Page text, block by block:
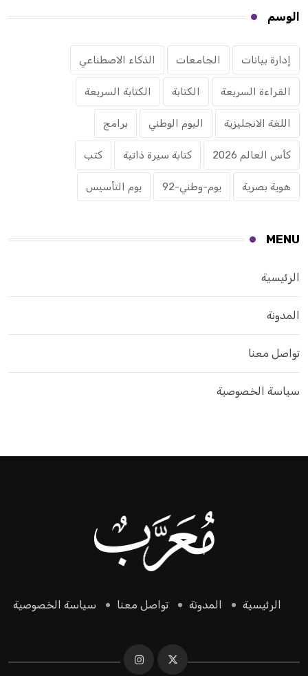
الوسم
إدارة بيانات الجامعات الذكاء الاصطناعي
القراءة السريعة الكتابة الكتابة السريعة
اللغة الانجليزية اليوم الوطني برامج
كأس العالم 2026 كتابة سيرة ذاتية كتب
هوية بصرية يوم-وطني-92 يوم التأسيس
MENU
الرئيسية
المدونة
تواصل معنا
سياسة الخصوصية
الرئيسية المدونة تواصل معنا سياسة الخصوصية